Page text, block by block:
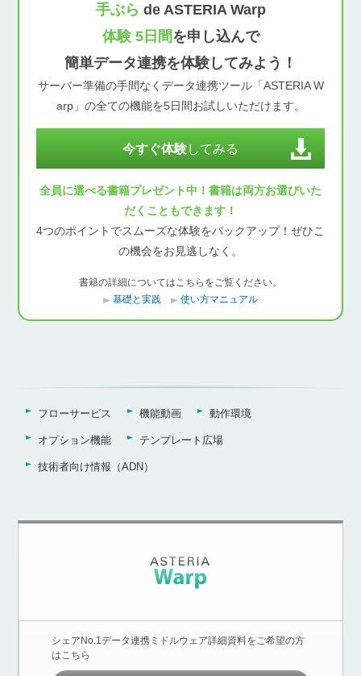
手ぶら de ASTERIA Warp
体験 5日間を申し込んで
簡単データ連携を体験してみよう！
サーバー準備の手間なくデータ連携ツール「ASTERIA W
arp」の全ての機能を5日間お試しいただけます。
今すぐ体験してみる
全員に選べる書籍プレゼント中！書籍は両方お選びいた
だくこともできます！
4つのポイントでスムーズな体験をバックアップ！ぜひこ
の機会をお見逃しなく。
書籍の詳細についてはこちらをご覧ください。
基礎と実践
使い方マニュアル
フローサービス 機能動画 動作環境
オプション機能 テンプレート広場
技術者向け情報（ADN）
シェアNo.1データ連携ミドルウェア詳細資料をご希望の方
はこちら